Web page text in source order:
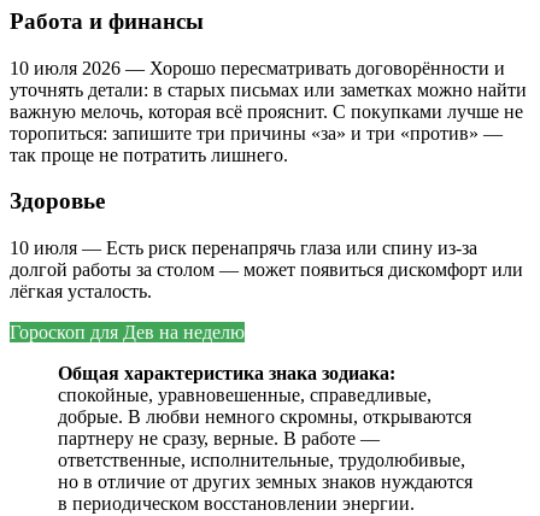
Работа и финансы
10 июля 2026 — Хорошо пересматривать договорённости и
уточнять детали: в старых письмах или заметках можно найти
важную мелочь, которая всё прояснит. С покупками лучше не
торопиться: запишите три причины «за» и три «против» —
так проще не потратить лишнего.
Здоровье
10 июля — Есть риск перенапрячь глаза или спину из‑за
долгой работы за столом — может появиться дискомфорт или
лёгкая усталость.
Гороскоп для Дев на неделю
Общая характеристика знака зодиака:
спокойные, уравновешенные, справедливые,
добрые. В любви немного скромны, открываются
партнеру не сразу, верные. В работе —
ответственные, исполнительные, трудолюбивые,
но в отличие от других земных знаков нуждаются
в периодическом восстановлении энергии.